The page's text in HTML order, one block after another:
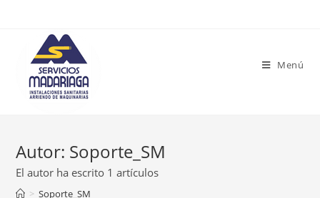
Menú
Autor: Soporte_SM
El autor ha escrito 1 artículos
> Soporte_SM